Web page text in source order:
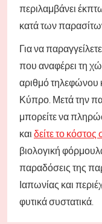
περιλαμβάνει
κατά των
Για να
που αναφέρει τη
αριθμό τηλεφώνου
Κύπρο. Μετά την
μπορείτε να
καιδείτε το
βιολογική
παραδόσεις της
Ιαπωνίας και
φυτικά συστατικά.